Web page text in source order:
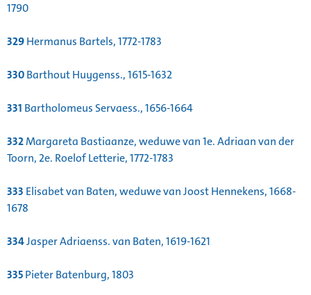
1790
329Hermanus Bartels, 1772-1783
330Barthout Huygenss., 1615-1632
331 Bartholomeus Servaess., 1656-1664
332Margareta Bastiaanze, weduwe van 1e. Adriaan van der
Toorn, 2e. Roelof Letterie, 1772-1783
333 Elisabet van Baten, weduwe van Joost Hennekens, 1668-
1678
334Jasper Adriaenss. van Baten, 1619-1621
335Pieter Batenburg, 1803